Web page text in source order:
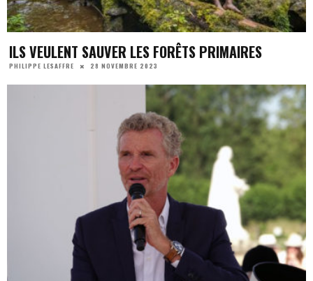
ILS VEULENT SAUVER LES FORÊTS PRIMAIRES
PHILIPPE LESAFFRE 28 NOVEMBRE 2023